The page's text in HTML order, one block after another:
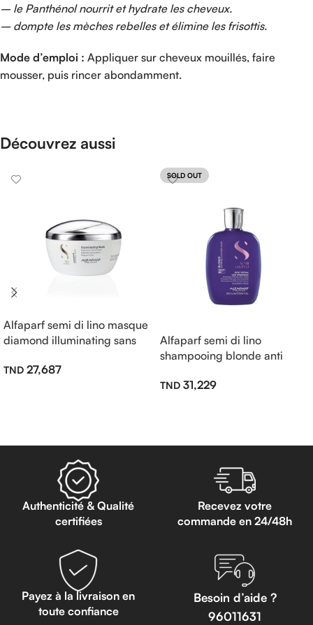
– le Panthénol nourrit et hydrate les cheveux.
– dompte les mèches rebelles et élimine les frisottis.
Mode d’emploi : Appliquer sur cheveux mouillés, faire
mousser, puis rincer abondamment.
Découvrez aussi
Alfaparf semi di lino masque
diamond illuminating sans
27,687
SOLD OUT
Alfaparf semi di lino
shampooing blonde anti
31,229
Authenticité & Qualité
certifiées
Recevez votre
commande en 24/48h
Payez à la livraison en
toute confiance
Besoin d’aide ?
96011631